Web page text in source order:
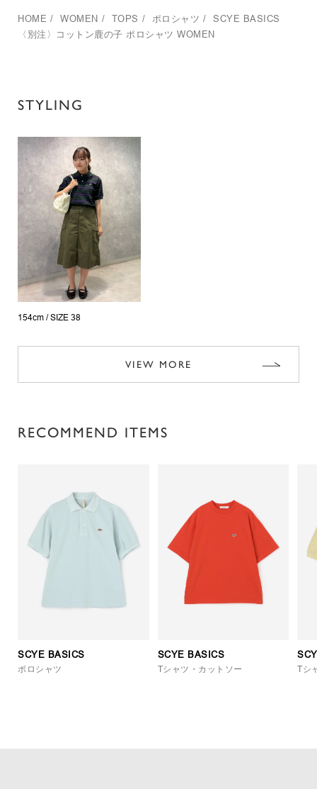
HOME / WOMEN / TOPS / ポロシャツ /
SCYE BASICS
〈別注〉コットン鹿の子 ポロシャツ WOMEN
STYLING
154cm / SIZE 38
VIEW MORE
RECOMMEND ITEMS
SCYE BASICS
ポロシャツ
SCYE BASICS
Tシャツ・カットソー Tシ